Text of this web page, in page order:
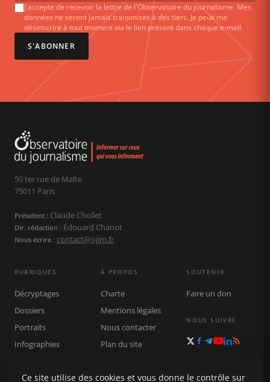
J'accepte de recevoir la lettre de l'Observatoire du journalisme. Mes
données ne seront jamais transmises à des tiers. Je peux me
désinscrire à tout moment via le lien présent dans chaque e-mail.
S'ABONNER
50 ter rue de Malte
75011 Paris
Président : Claude Chollet
Dir. rédaction : Édouard Chanot
Nous écrire : contact@ojim.fr
RUBRIQUES
Décryptages
Dossiers
Portraits
Infographies
Rechercher
À PROPOS
Charte
Mentions légales
Nous contacter
Plan du site
SOUTENIR
Faire un don
NOUS SUIVRE
Ce site utilise des cookies et vous donne le contrôle sur